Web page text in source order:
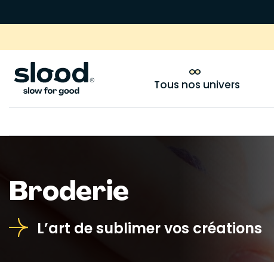
Tous nos univers
Broderie
L’art de sublimer vos créations